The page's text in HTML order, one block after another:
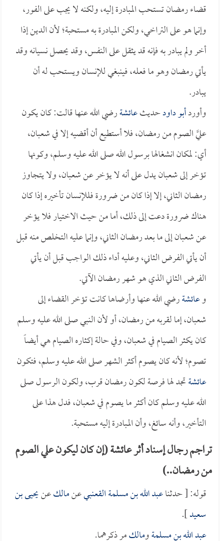
قضاء رمضان تستحب المبادرة إليه، ولكنه لا يجب على الفور،
وإنما هو على التراخي، ولكن المبادرة به مستحبة؛ لأن الدين إذا
أخر ولم يبادر به فإنه قد يثقل على النفس، وقد يحصل نسيانه وقد
يأتي رمضان وهو ما فعله، فينبغي للإنسان ويستحب له أن
يبادر.
وأوردأبو داودحديثعائشةرضي الله عنها قالت: كان يكون
عليَّ الصوم من رمضان، فلا أستطيع أن أقضيه إلا في شعبان،
أي: لمكان انشغالها برسول الله صلى الله عليه وسلم، وكونها
تؤخر إلى شعبان يدل على أنه لا يؤخر عن شعبان، ولا يتجاوز
رمضان الثاني، إلا إذا كان من ضرورة فللإنسان تأخيره إذا كان
هناك ضرورة دعت إلى ذلك، أما من حيث الاختيار فلا يؤخر
عن شعبان إلى ما بعد رمضان الثاني، وإنما عليه التخلص منه قبل
أن يأتي الفرض الثاني، وعليه أداء ذلك الواجب قبل أن يأتي
الفرض الثاني الذي هو شهر رمضان الآتي.
وعائشةرضي الله عنها وأرضاها كانت تؤخر القضاء إلى
شعبان، إما لقربه من رمضان، أو لأن النبي صلى الله عليه وسلم
كان يكثر الصيام في شعبان، وفي حالة إكثاره الصيام هي أيضاً
تصوم؛ لأنه كان يصوم أكثر الشهر صلى الله عليه وسلم، فتكون
عائشةتجد لها فرصة لكون رمضان قرب، ولكون الرسول صلى
الله عليه وسلم كان أكثر ما يصوم في شعبان، فدل هذا على
التأخير، وأنه سائغ، وأن المبادرة إليه مستحبة.
تراجم رجال إسناد أثر عائشة (إن كان ليكون علي الصوم
من رمضان..)
قوله: [ حدثناعبد الله بن مسلمة القعنبيعنمالكعنيحيى بن
سعيد].
عبد الله بن مسلمةومالكمر ذكرهما.